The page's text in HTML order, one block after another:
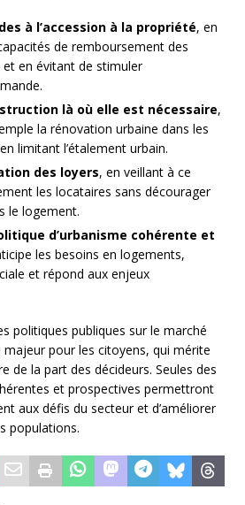
à l’accession à la propriété, en
de remboursement des
en évitant de stimuler
là où elle est nécessaire,
la rénovation urbaine dans les
limitant l’étalement urbain.
des loyers, en veillant à ce
les locataires sans décourager
le logement.
d’urbanisme cohérente et
les besoins en logements,
et répond aux enjeux
politiques publiques sur le marché
pour les citoyens, qui mérite
de la part des décideurs. Seules des
et prospectives permettront
aux défis du secteur et d’améliorer
populations.